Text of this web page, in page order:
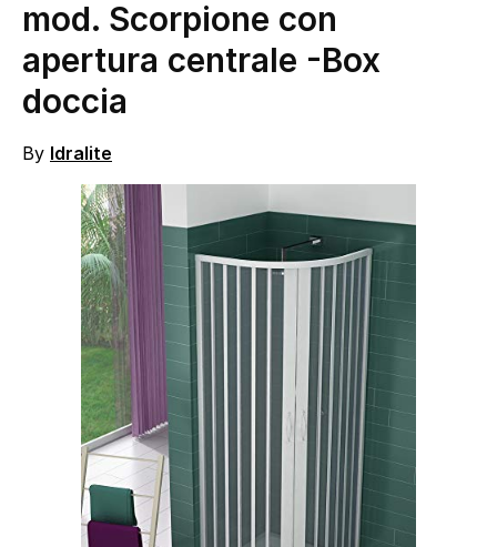
mod. Scorpione con
apertura centrale -Box
doccia
By Idralite